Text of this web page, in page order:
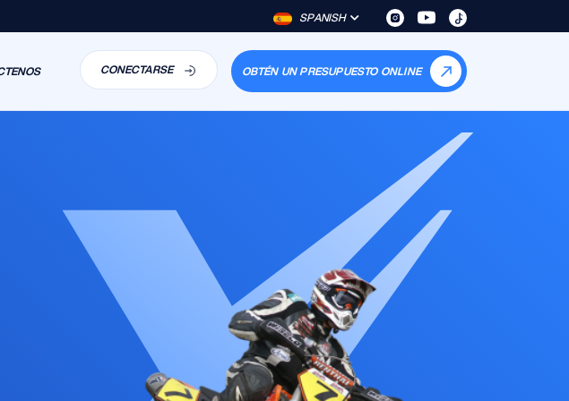
SPANISH
CONECTARSE OBTÉN UN PRESUPUESTO ONLINE